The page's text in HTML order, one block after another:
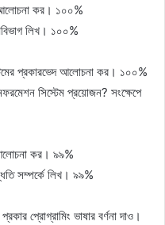
কর। ১০০%
লিখ। ১০০%
প্রকারভেদ আলোচনা কর। ১০০%
সিস্টেম প্রয়োজন? সংক্ষেপে
কর। ৯৯%
সম্পর্কে লিখ। ৯৯%
প্রোগ্রামিং ভাষার বর্ণনা দাও।